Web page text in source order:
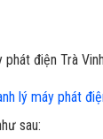
phát điện Trà
lý máy phát
sau: